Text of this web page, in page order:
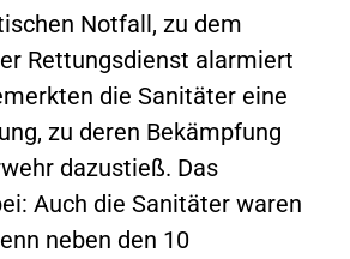
Notfall, zu dem
Rettungsdienst alarmiert
die Sanitäter eine
zu deren Bekämpfung
dazustieß. Das
Auch die Sanitäter waren
neben den 10